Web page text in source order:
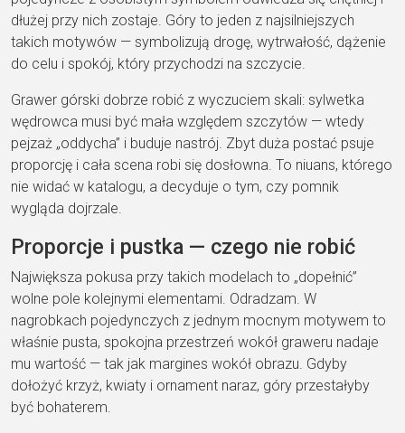
dłużej przy nich zostaje. Góry to jeden z najsilniejszych
takich motywów — symbolizują drogę, wytrwałość, dążenie
do celu i spokój, który przychodzi na szczycie.
Grawer górski dobrze robić z wyczuciem skali: sylwetka
wędrowca musi być mała względem szczytów — wtedy
pejzaż „oddycha” i buduje nastrój. Zbyt duża postać psuje
proporcję i cała scena robi się dosłowna. To niuans, którego
nie widać w katalogu, a decyduje o tym, czy pomnik
wygląda dojrzale.
Proporcje i pustka — czego nie robić
Największa pokusa przy takich modelach to „dopełnić”
wolne pole kolejnymi elementami. Odradzam. W
nagrobkach pojedynczych z jednym mocnym motywem to
właśnie pusta, spokojna przestrzeń wokół graweru nadaje
mu wartość — tak jak margines wokół obrazu. Gdyby
dołożyć krzyż, kwiaty i ornament naraz, góry przestałyby
być bohaterem.